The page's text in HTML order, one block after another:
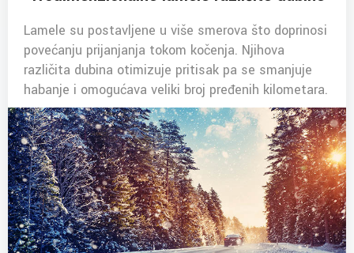
Lamele su postavljene u više smerova što doprinosi
povećanju prijanjanja tokom kočenja. Njihova
različita dubina otimizuje pritisak pa se smanjuje
habanje i omogućava veliki broj pređenih kilometara.